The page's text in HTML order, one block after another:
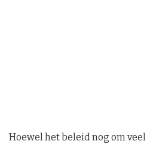
Hoewel het beleid nog om